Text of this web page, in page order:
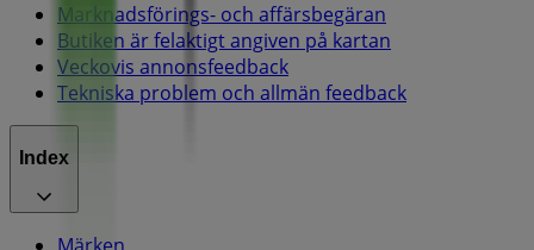
Marknadsförings- och affärsbegäran
Butiken är felaktigt angiven på kartan
Veckovis annonsfeedback
Tekniska problem och allmän feedback
Index